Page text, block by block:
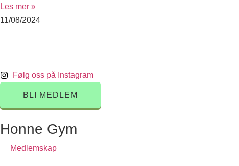
Les mer »
11/08/2024
Følg oss på Instagram
BLI MEDLEM
Honne Gym
Medlemskap